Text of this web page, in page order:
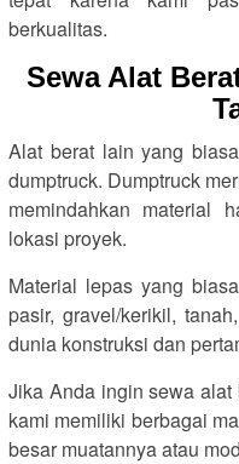
berkualitas.
Sewa Alat
Alat berat lain yang
dumptruck. Dumptruck
memindahkan material
lokasi proyek.
Material lepas yang
pasir, gravel/kerikil,
dunia konstruksi dan
Jika Anda ingin sewa alat
kami memiliki berbagai
besar muatannya atau